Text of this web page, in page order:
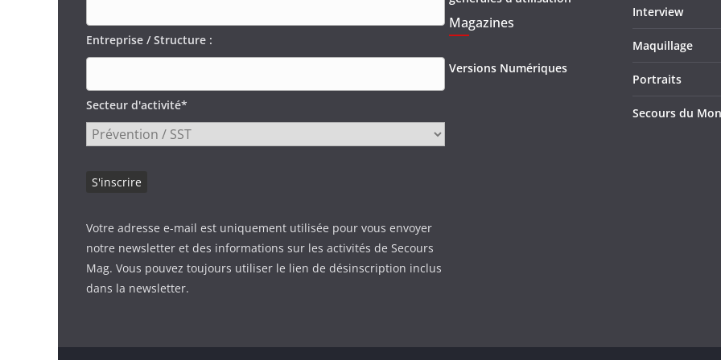
Entreprise / Structure :
Secteur d'activité*
Votre adresse e-mail est uniquement utilisée pour vous envoyer
notre newsletter et des informations sur les activités de Secours
Mag. Vous pouvez toujours utiliser le lien de désinscription inclus
dans la newsletter.
Magazines
Versions Numériques
Interview
Maquillage
Portraits
Secours du